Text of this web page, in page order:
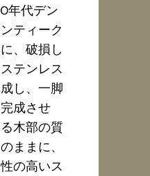
年代デン
ティーク
、破損し
テンレス
し、一脚
成させ
木部の質
ままに、
の高いス